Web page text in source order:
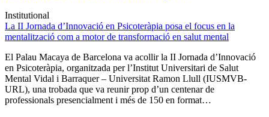
Institutional
La II Jornada d’Innovació en Psicoteràpia posa el focus en la
mentalització com a motor de transformació en salut mental
El Palau Macaya de Barcelona va acollir la II Jornada d’Innovació
en Psicoteràpia, organitzada per l’Institut Universitari de Salut
Mental Vidal i Barraquer – Universitat Ramon Llull (IUSMVB-
URL), una trobada que va reunir prop d’un centenar de
professionals presencialment i més de 150 en format…